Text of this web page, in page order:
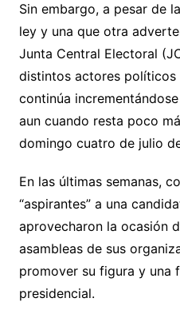
Sin embargo, a pesar de
ley y una que otra
Junta Central Electoral
distintos actores
continúa
aun cuando resta poco
domingo cuatro de julio
En las últimas semanas,
“aspirantes” a una
aprovecharon la ocasión
asambleas de sus
promover su figura y una
presidencial.